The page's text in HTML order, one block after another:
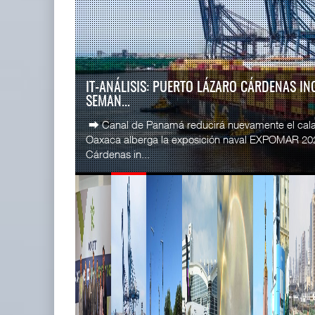
LA ATTRAPI LICITA RED DE
TREN...
La Agencia de Trenes y Transporte Público
licitación pública internacional para contratar el
Miguel Ángel Bres encabezará
seguridad en CON ...
07 AGO 2026
IT-ANÁLISIS: Puerto Lázaro
Cárdenas incorpora ...
06 AGO 2026
READ MORE
SSA
Esperanz
06 JUL
READ MORE
CICE
...
02 JUL
READ MORE
SSA
...
29 JUN
READ MORE